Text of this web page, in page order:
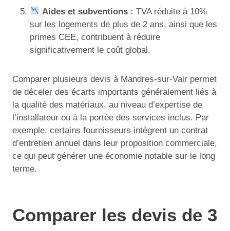
Aides et subventions : TVA réduite à 10%
sur les logements de plus de 2 ans, ainsi que les
primes CEE, contribuent à réduire
significativement le coût global.
Comparer plusieurs devis à Mandres-sur-Vair permet
de déceler des écarts importants généralement liés à
la qualité des matériaux, au niveau d’expertise de
l’installateur ou à la portée des services inclus. Par
exemple, certains fournisseurs intègrent un contrat
d’entretien annuel dans leur proposition commerciale,
ce qui peut générer une économie notable sur le long
terme.
Comparer les devis de 3